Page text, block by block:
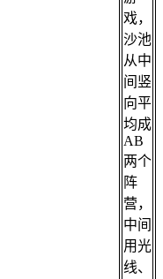
戏，
沙池
从中
间竖
向平
均成
AB
两个
阵
营，
中间
用光
线、